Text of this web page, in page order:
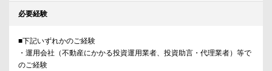
必要経験
■下記いずれかのご経験
・運用会社（不動産にかかる投資運用業者、投資助言・代理業者）等で
のご経験